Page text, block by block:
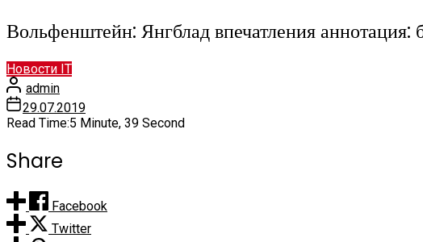
Вольфенштейн: Янгблад впечатления
Новости IT
admin
29.07.2019
Read Time:5 Minute, 39 Second
Share
Facebook
Twitter